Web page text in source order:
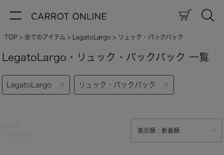
TOP 全てのアイテム LegatoLargo リュック・バックパック
LegatoLargo・リュック・バックパック 一覧
LegatoLargo リュック・バックパック